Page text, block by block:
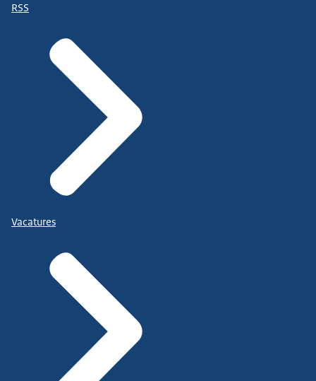
RSS
Vacatures